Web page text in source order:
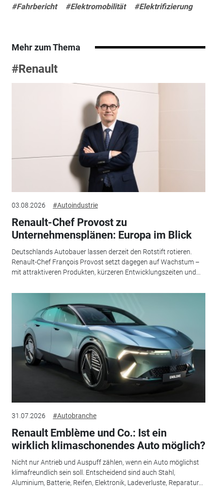
#Fahrbericht
#Elektromobilität #Elektrifizierung
Mehr zum Thema
#Renault
03.08.2026 #Autoindustrie
Renault-Chef Provost zu
Unternehmensplänen: Europa im Blick
Deutschlands Autobauer lassen derzeit den Rotstift rotieren.
Renault-Chef François Provost setzt dagegen auf Wachstum –
mit attraktiveren Produkten, kürzeren Entwicklungszeiten und...
31.07.2026 #Autobranche
Renault Emblème und Co.: Ist ein
wirklich klimaschonendes Auto möglich?
Nicht nur Antrieb und Auspuff zählen, wenn ein Auto möglichst
klimafreundlich sein soll. Entscheidend sind auch Stahl,
Aluminium, Batterie, Reifen, Elektronik, Ladeverluste, Reparatur...